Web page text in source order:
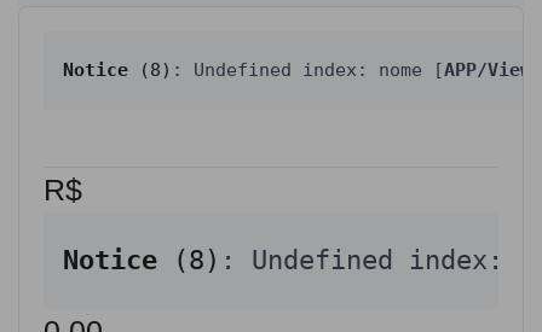
Notice (8) : Undefined index: nome [APP/
R$
Notice (8) : Undefined index: